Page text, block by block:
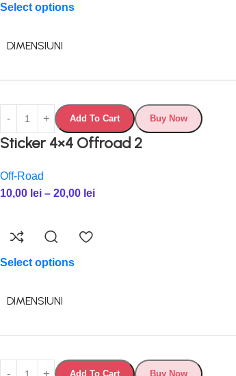
Select options
DIMENSIUNI
Add To Cart Buy Now
Sticker 4×4 Offroad 2
Off-Road
10,00 lei – 20,00 lei
Select options
DIMENSIUNI
Add To Cart Buy Now